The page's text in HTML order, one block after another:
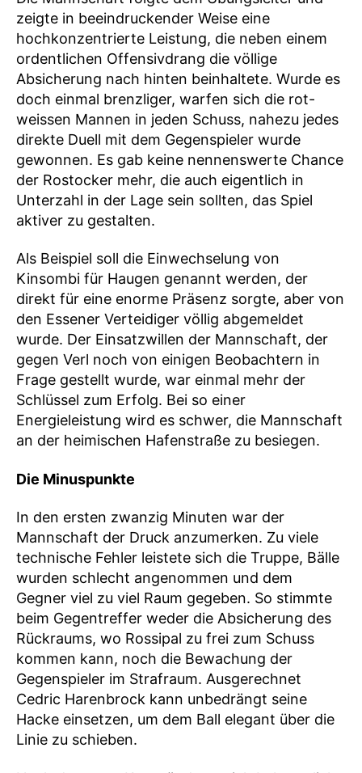
zeigte in beeindruckender Weise eine
hochkonzentrierte Leistung, die neben einem
ordentlichen Offensivdrang die völlige
Absicherung nach hinten beinhaltete. Wurde es
doch einmal brenzliger, warfen sich die rot-
weissen Mannen in jeden Schuss, nahezu jedes
direkte Duell mit dem Gegenspieler wurde
gewonnen. Es gab keine nennenswerte Chance
der Rostocker mehr, die auch eigentlich in
Unterzahl in der Lage sein sollten, das Spiel
aktiver zu gestalten.
Als Beispiel soll die Einwechselung von
Kinsombi für Haugen genannt werden, der
direkt für eine enorme Präsenz sorgte, aber von
den Essener Verteidiger völlig abgemeldet
wurde. Der Einsatzwillen der Mannschaft, der
gegen Verl noch von einigen Beobachtern in
Frage gestellt wurde, war einmal mehr der
Schlüssel zum Erfolg. Bei so einer
Energieleistung wird es schwer, die Mannschaft
an der heimischen Hafenstraße zu besiegen.
Die Minuspunkte
In den ersten zwanzig Minuten war der
Mannschaft der Druck anzumerken. Zu viele
technische Fehler leistete sich die Truppe, Bälle
wurden schlecht angenommen und dem
Gegner viel zu viel Raum gegeben. So stimmte
beim Gegentreffer weder die Absicherung des
Rückraums, wo Rossipal zu frei zum Schuss
kommen kann, noch die Bewachung der
Gegenspieler im Strafraum. Ausgerechnet
Cedric Harenbrock kann unbedrängt seine
Hacke einsetzen, um dem Ball elegant über die
Linie zu schieben.